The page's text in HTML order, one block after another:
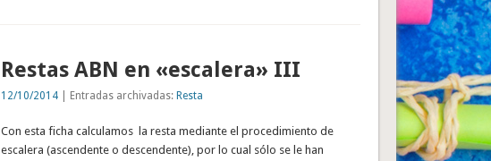
Restas ABN en «escalera» III
12/10/2014| Entradas archivadas: Resta
Con esta ficha calculamos la resta mediante el procedimiento de
escalera (ascendente o descendente), por lo cual sólo se le han